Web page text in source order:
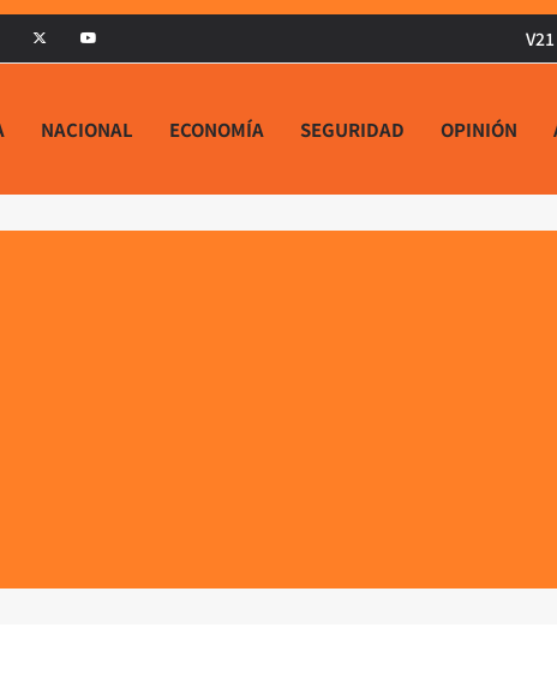
NACIONAL ECONOMÍA SEGURIDAD OPINIÓN